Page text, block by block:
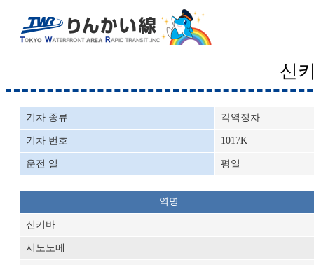
신
기차 종류 각역정차
기차 번호 1017K
운전 일 평일
역명
신키바
시노노메